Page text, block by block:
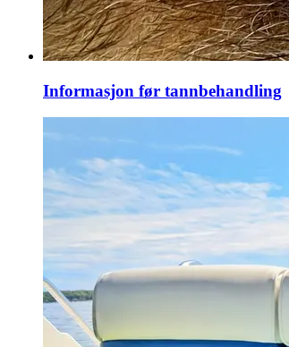
Informasjon før tannbehandling